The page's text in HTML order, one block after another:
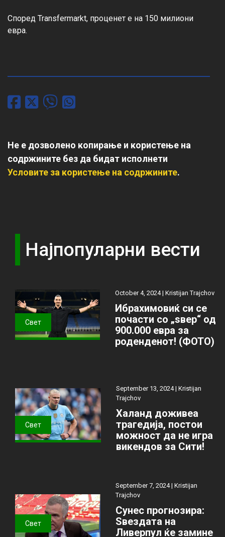
Според Transfermarkt, проценет е на 150 милиони
евра.
Не е дозволено копирање и користење на
содржините без да бидат исполнети
Условите за користење на содржините.
Најпопуларни вести
Свет
October 4, 2024 |Kristijan Trajchov
Ибрахимовиќ си се
почасти со „ѕвер“ од
900.000 евра за
роденденот! (ФОТО)
Свет
September 13, 2024 | Kristijan
Trajchov
Халанд доживеа
трагедија, постои
можност да не игра
викендов за Сити!
Свет
September 7, 2024 | Kristijan
Trajchov
Сунес прогнозира:
Ѕвездата на
Ливерпул ќе замине